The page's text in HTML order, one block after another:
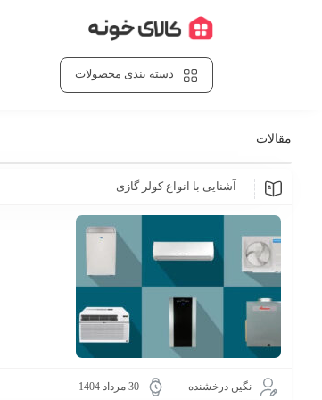
دسته بندی محصولات
مقالات
آشنایی با انواع کولر گازی
نگین درخشنده 30 مرداد 1404